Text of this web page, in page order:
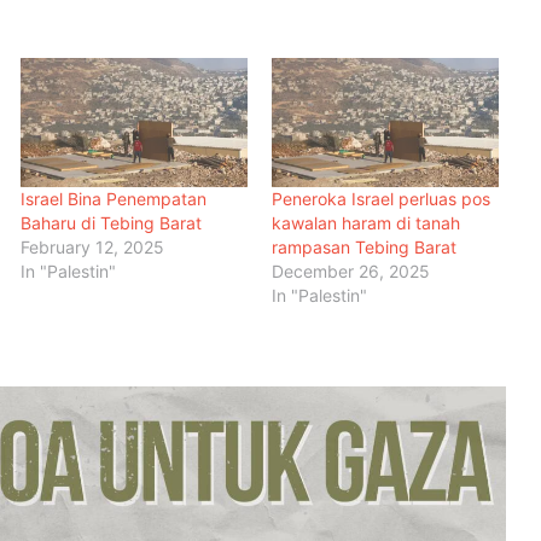
Israel Bina Penempatan
Baharu di Tebing Barat
February 12, 2025
In "Palestin"
Peneroka Israel perluas pos
kawalan haram di tanah
rampasan Tebing Barat
December 26, 2025
In "Palestin"
Malaysia Dipilih Jadi Tuan Rumah
Kongres Farmasi Dunia 2027
Malaysia-Hungary Perkukuh
Kerjasama Pertanian dan